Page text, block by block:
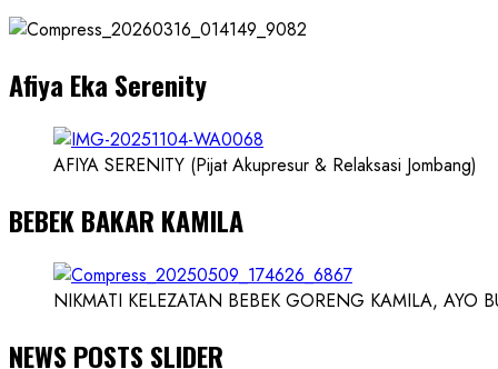
Dokter
Ilmuwan
Afiya Eka Serenity
AFIYA SERENITY (Pijat Akupresur & Relaksasi Jombang)
BEBEK BAKAR KAMILA
NIKMATI KELEZATAN BEBEK GORENG KAMILA, AYO
NEWS POSTS SLIDER